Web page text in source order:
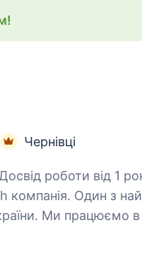
Чернівці
від 1 року. КИТ Group —
компанія. Один з
Ми працюємо